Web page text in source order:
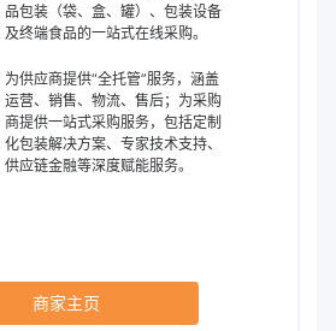
品包装（袋、盒、罐）、包装设备
及终端食品的一站式在线采购。
为供应商提供“全托管”服务，涵盖
运营、销售、物流、售后；为采购
商提供一站式采购服务，包括定制
化包装解决方案、专家技术支持、
供应链金融等深度赋能服务。
商家主页